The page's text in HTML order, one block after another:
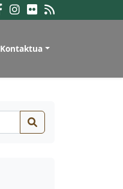
Kontaktua